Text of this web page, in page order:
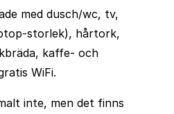
med dusch/wc, tv,
storlek), hårtork,
kaffe- och
WiFi.
inte, men det finns